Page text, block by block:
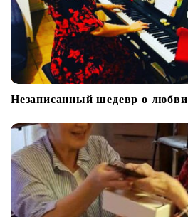
Незаписанный шедевр о любви